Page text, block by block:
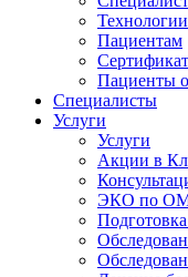
Пациентам
Пациенты
Специалисты
Услуги
Услуги
Акции в
ЭКО по